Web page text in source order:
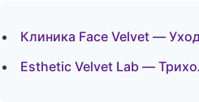
Клиника Face Velvet —
Esthetic Velvet Lab —